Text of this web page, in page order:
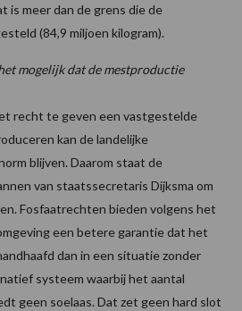
is meer dan de grens die de
(84,9 miljoen kilogram).
mogelijk dat de mestproductie
recht te geven een vastgestelde
kan de landelijke
blijven. Daarom staat de
van staatssecretaris Dijksma om
Fosfaatrechten bieden volgens het
een betere garantie dat het
dan in een situatie zonder
systeem waarbij het aantal
geen soelaas. Dat zet geen hard slot